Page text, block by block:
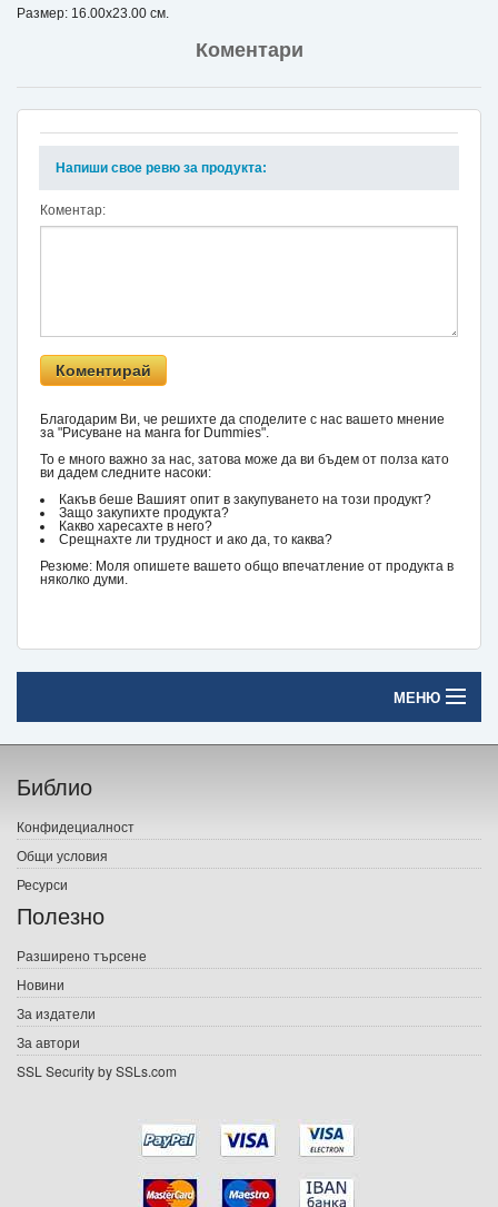
Размер: 16.00x23.00 см.
Коментари
Напиши свое ревю за продукта:
Коментар:
Благодарим Ви, че решихте да споделите с нас вашето мнение
за "Рисуване на манга for Dummies".
То е много важно за нас, затова може да ви бъдем от полза като
ви дадем следните насоки:
Какъв беше Вашият опит в закупуването на този продукт?
Защо закупихте продукта?
Какво харесахте в него?
Срещнахте ли трудност и ако да, то каква?
Резюме: Моля опишете вашето общо впечатление от продукта в
няколко думи.
МЕНЮ
Начало
Печатни книги
Електронни книги
Е-списания
Подаръци
Ваучери
Библио
Конфидециалност
Общи условия
Ресурси
Полезно
Разширено търсене
Новини
За издатели
За автори
SSL Security by SSLs.com